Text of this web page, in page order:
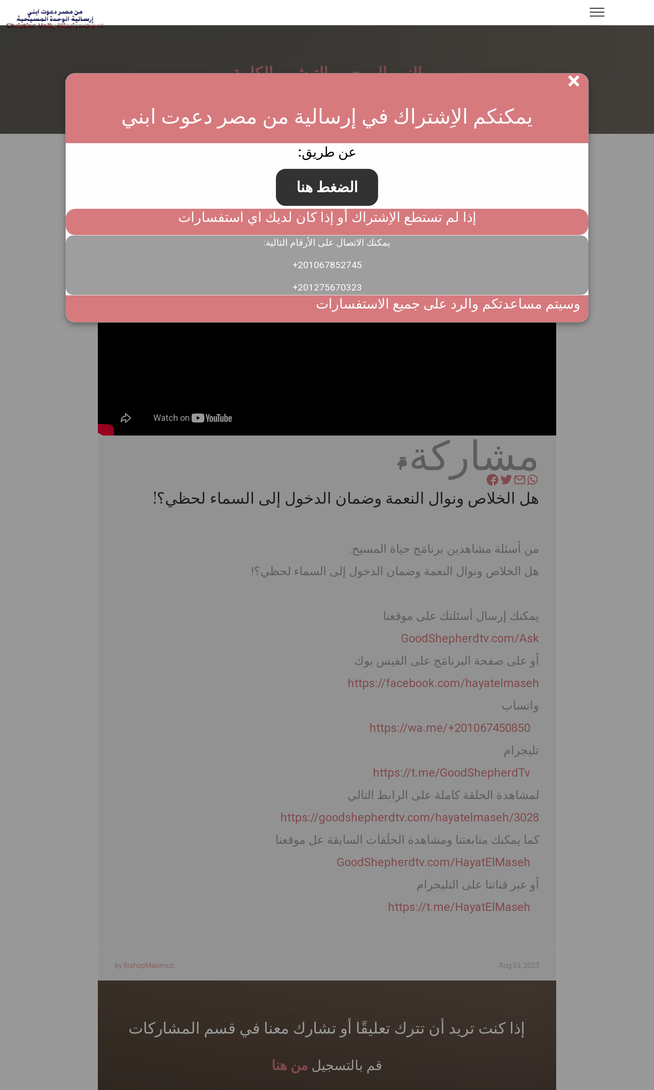
×
يمكنكم الاِشتراك في إرسالية من مصر دعوت ابني
:عن طريق
الضغط هنا
إذا لم تستطع الاِشتراك أو إذا كان لديك اي استفسارات
:يمكنك الاتصال على الأرقام التالية
+201067852745
+201275670323
وسيتم مساعدتكم والرد على جميع الاستفسارات
النمو الروحي والتبشير بالكلمة
مشاركة
هل الخلاص ونوال النعمة وضمان الدخول إلى السماء لحظي؟!
من أسئلة مشاهدين برنامَج حياة المسيح.
هل الخلاص ونوال النعمة وضمان الدخول إلى السماء لحظي؟!
يمكنك إرسال أسئلتك على موقعنا
GoodShepherdtv.com/Ask
أو على صفحة البرنامَج على الفيس بوك
https://facebook.com/hayatelmaseh
واتساب
https://wa.me/+201067450850
تليجرام
https://t.me/GoodShepherdTv
لمشاهدة الحلقة كاملة على الرابط التالي
https://goodshepherdtv.com/hayatelmaseh/3028
كما يمكنك متابعتنا ومشاهدة الحلَقات السابقة عل موقعنا
GoodShepherdtv.com/HayatElMaseh
أو عبر قناتنا على التليجرام
https://t.me/HayatElMaseh
Aug 03, 2023
by BishopMaximus
إذا كنت تريد أن تترك تعليقًا أو تشارك معنا في قسم المشاركات
قم بالتسجيل من هنا